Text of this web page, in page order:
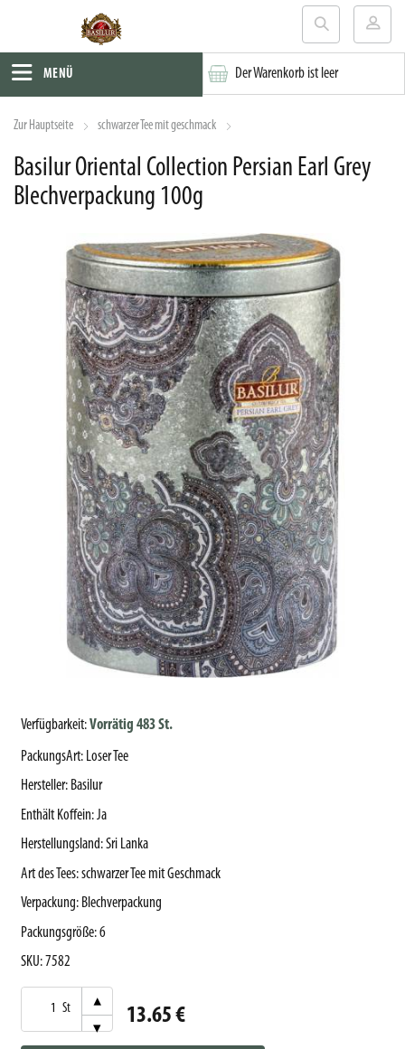
MENÜ Der Warenkorb ist leer
Zur Hauptseite schwarzer Tee mit geschmack
Basilur Oriental Collection Persian Earl Grey
Blechverpackung 100g
13.65 €
St
▾
▾
Verfügbarkeit:Vorrätig 483 St.
PackungsArt: Loser Tee
Hersteller: Basilur
Enthält Koffein:Ja
Herstellungsland:Sri Lanka
Art des Tees:schwarzer Tee mit Geschmack
Verpackung: Blechverpackung
Packungsgröße:6
SKU: 7582